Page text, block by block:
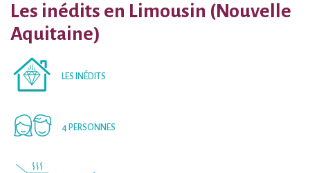
Les inédits en Limousin (Nouvelle
Aquitaine)
LES INÉDITS
4 PERSONNES